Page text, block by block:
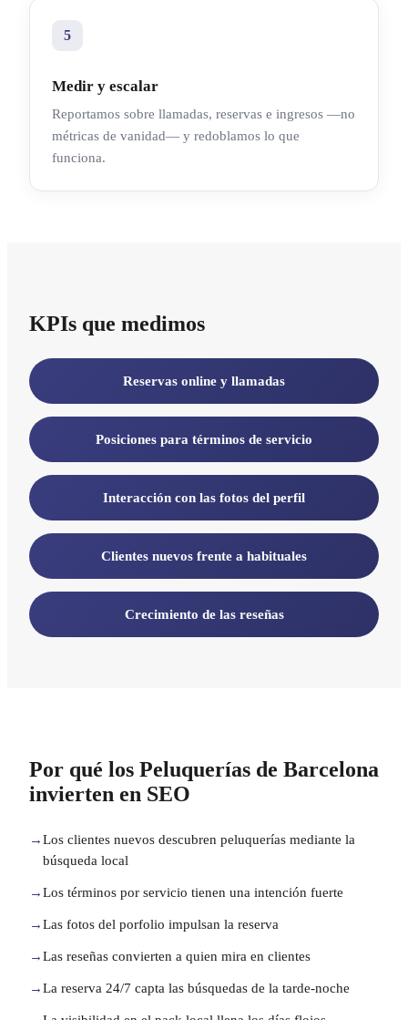
5
Medir y escalar
Reportamos sobre llamadas, reservas e ingresos —no
métricas de vanidad— y redoblamos lo que
funciona.
KPIs que medimos
Reservas online y llamadas
Posiciones para términos de servicio
Interacción con las fotos del perfil
Clientes nuevos frente a habituales
Crecimiento de las reseñas
Por qué los Peluquerías de Barcelona
invierten en SEO
→Los clientes nuevos descubren peluquerías mediante la
búsqueda local
→Los términos por servicio tienen una intención fuerte
→Las fotos del porfolio impulsan la reserva
→Las reseñas convierten a quien mira en clientes
→La reserva 24/7 capta las búsquedas de la tarde-noche